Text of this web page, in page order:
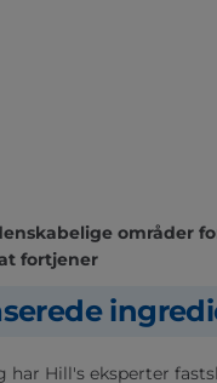
områder
fortjener
har Hill's eksperter